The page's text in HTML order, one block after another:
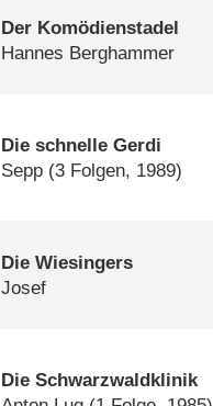
Der Komödienstadel
Hannes Berghammer
Die schnelle Gerdi
Sepp (3 Folgen, 1989)
Die Wiesingers
Josef
Die Schwarzwaldklinik